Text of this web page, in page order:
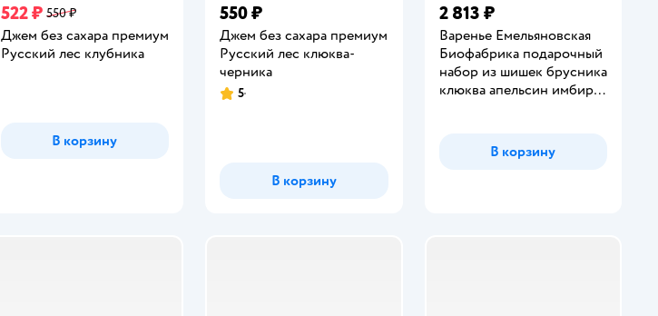
522 ₽ 550 ₽
Джем без сахара премиум
Русский лес клубника
В корзину
550 ₽
Джем без сахара премиум
Русский лес клюква-
черника
Рейтинг:
5
В корзину
2 813 ₽
Варенье Емельяновская
Биофабрика подарочный
набор из шишек брусника
клюква апельсин имбирь
В корзину